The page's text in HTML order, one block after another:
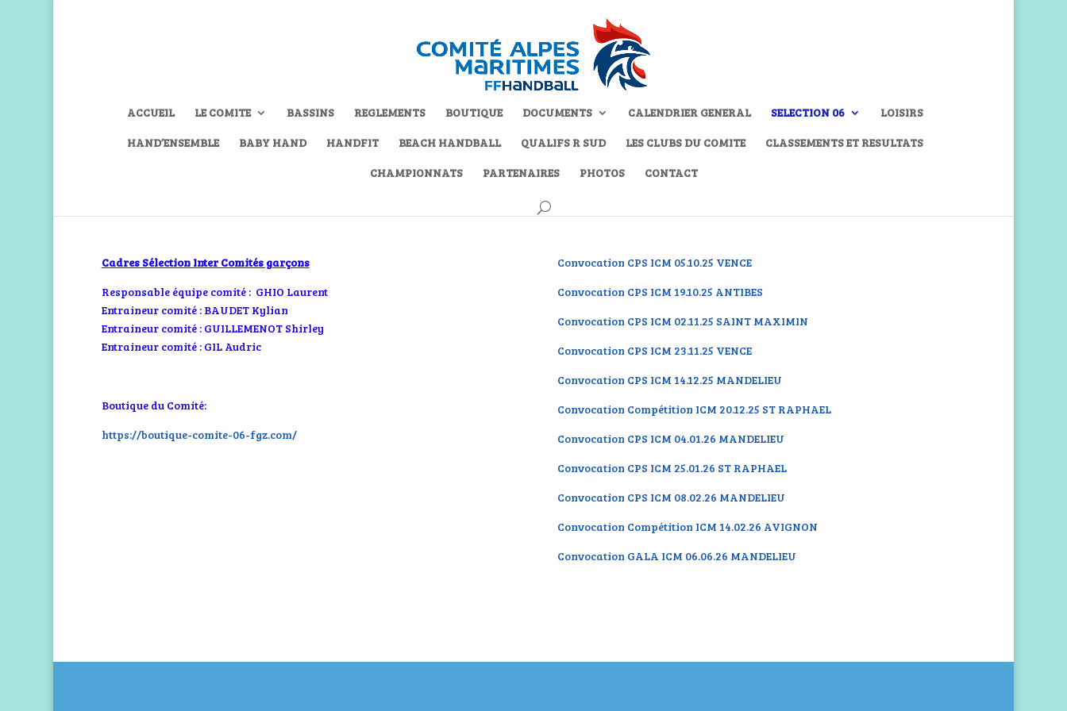
ACCUEIL LE COMITE BASSINS REGLEMENTS BOUTIQUE DOCUMENTS CALENDRIER GENERAL SELECTION 06
LOISIRS
HAND’ENSEMBLE
BABY HAND HANDFIT BEACH HANDBALL QUALIFS R SUD LES CLUBS DU COMITE
CLASSEMENTS ET RESULTATS
CHAMPIONNATS
PARTENAIRES PHOTOS CONTACT
Cadres Sélection Inter Comités garçons
Responsable équipe comité : GHIO Laurent
Entraineur comité : BAUDET Kylian
Entraineur comité : GUILLEMENOT Shirley
Entraineur comité : GIL Audric
Boutique du Comité:
https://boutique-comite-06-fgz.com/
Convocation CPS ICM 05.10.25 VENCE
Convocation CPS ICM 19.10.25 ANTIBES
Convocation CPS ICM 02.11.25 SAINT MAXIMIN
Convocation CPS ICM 23.11.25 VENCE
Convocation CPS ICM 14.12.25 MANDELIEU
Convocation Compétition ICM 20.12.25 ST RAPHAEL
Convocation CPS ICM 04.01.26 MANDELIEU
Convocation CPS ICM 25.01.26 ST RAPHAEL
Convocation CPS ICM 08.02.26 MANDELIEU
Convocation Compétition ICM 14.02.26 AVIGNON
Convocation GALA ICM 06.06.26 MANDELIEU